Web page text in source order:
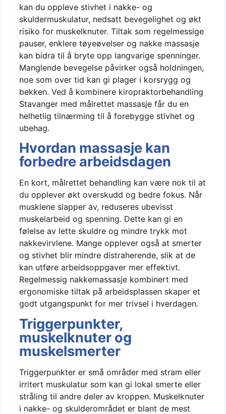
kan du oppleve stivhet i nakke- og
skuldermuskulatur, nedsatt bevegelighet og økt
risiko for muskelknuter. Tiltak som regelmessige
pauser, enklere tøyeøvelser og nakke massasje
kan bidra til å bryte opp langvarige spenninger.
Manglende bevegelse påvirker også holdningen,
noe som over tid kan gi plager i korsrygg og
bekken. Ved å kombinere kiropraktorbehandling
Stavanger med målrettet massasje får du en
helhetlig tilnærming til å forebygge stivhet og
ubehag.
Hvordan massasje kan
forbedre arbeidsdagen
En kort, målrettet behandling kan være nok til at
du opplever økt overskudd og bedre fokus. Når
musklene slapper av, reduseres ubevisst
muskelarbeid og spenning. Dette kan gi en
følelse av lette skuldre og mindre trykk mot
nakkevirvlene. Mange opplever også at smerter
og stivhet blir mindre distraherende, slik at de
kan utføre arbeidsoppgaver mer effektivt.
Regelmessig nakkemassasje kombinert med
ergonomiske tiltak på arbeidsplassen skaper et
godt utgangspunkt for mer trivsel i hverdagen.
Triggerpunkter,
muskelknuter og
muskelsmerter
Triggerpunkter er små områder med stram eller
irritert muskulatur som kan gi lokal smerte eller
stråling til andre deler av kroppen. Muskelknuter
i nakke- og skulderområdet er blant de mest